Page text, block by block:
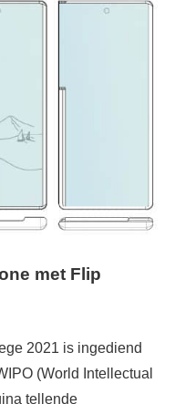
met Flip
2021 is ingediend
(World Intellectual
tellende